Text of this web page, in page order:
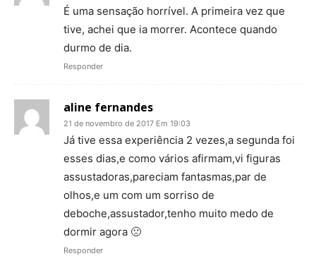
É uma sensação horrível. A primeira vez que
tive, achei que ia morrer. Acontece quando
durmo de dia.
Responder
aline fernandes
21 de novembro de 2017 Em 19:03
Já tive essa experiência 2 vezes,a segunda foi
esses dias,e como vários afirmam,vi figuras
assustadoras,pareciam fantasmas,par de
olhos,e um com um sorriso de
deboche,assustador,tenho muito medo de
dormir agora 🙁
Responder